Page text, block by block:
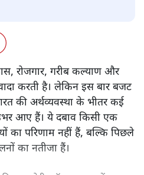
की चमकदार तस्वीर के पीछे
रोजगार और महंगाई के संकेतों